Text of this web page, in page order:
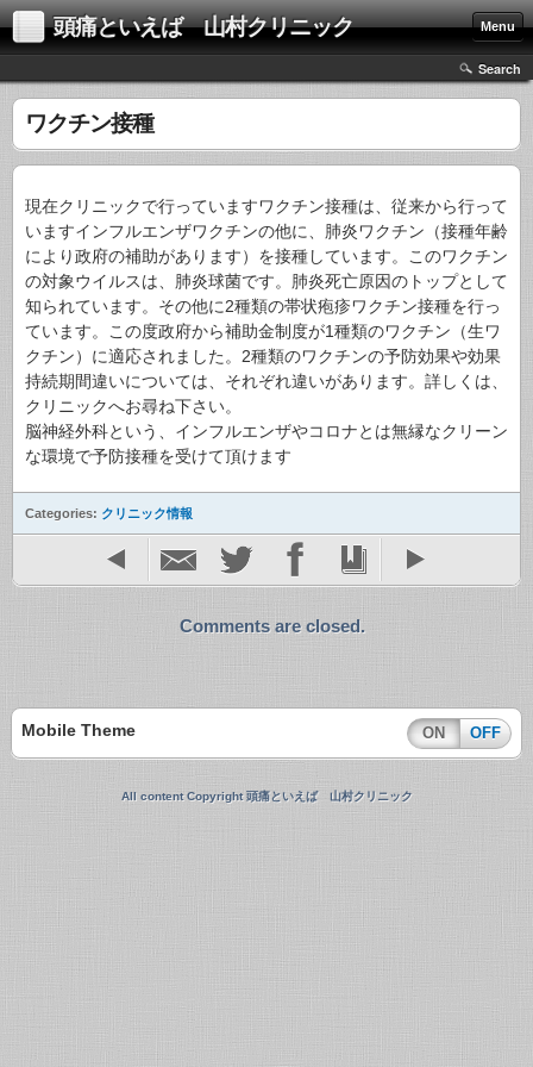
頭痛といえば 山村クリニック Menu
Search
ワクチン接種
現在クリニックで行っていますワクチン接種は、従来から行って
いますインフルエンザワクチンの他に、肺炎ワクチン（接種年齢
により政府の補助があります）を接種しています。このワクチン
の対象ウイルスは、肺炎球菌です。肺炎死亡原因のトップとして
知られています。その他に2種類の帯状疱疹ワクチン接種を行っ
ています。この度政府から補助金制度が1種類のワクチン（生ワ
クチン）に適応されました。2種類のワクチンの予防効果や効果
持続期間違いについては、それぞれ違いがあります。詳しくは、
クリニックへお尋ね下さい。
脳神経外科という、インフルエンザやコロナとは無縁なクリーン
な環境で予防接種を受けて頂けます
Categories: クリニック情報
Comments are closed.
Mobile Theme ON OFF
All content Copyright 頭痛といえば 山村クリニック